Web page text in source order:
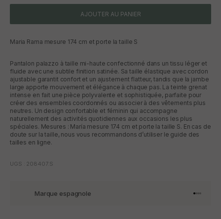
AJOUTER AU PANIER
Maria Rama mesure 174 cm et porte la taille S
Pantalon palazzo à taille mi-haute confectionné dans un tissu léger et
fluide avec une subtile finition satinée. Sa taille élastique avec cordon
ajustable garantit confort et un ajustement flatteur, tandis que la jambe
large apporte mouvement et élégance à chaque pas. La teinte grenat
intense en fait une pièce polyvalente et sophistiquée, parfaite pour
créer des ensembles coordonnés ou associer à des vêtements plus
neutres. Un design confortable et féminin qui accompagne
naturellement des activités quotidiennes aux occasions les plus
spéciales. Mesures : María mesure 174 cm et porte la taille S. En cas de
doute sur la taille, nous vous recommandons d’utiliser le guide des
tailles en ligne.
UGS : 208407.S
Marque espagnole Aller à
Aller à
Aller à
Aller